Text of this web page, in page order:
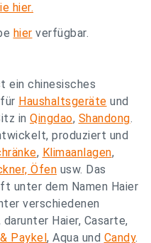
hier.
hier verfügbar.
ein chinesisches
für Haushaltsgeräte und
in Qingdao, Shandong.
produziert und
, Klimaanlagen,
Öfen usw. Das
unter dem Namen Haier
verschiedenen
Haier, Casarte,
Paykel, Aqua und Candy.